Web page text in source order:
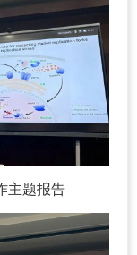
主题报告